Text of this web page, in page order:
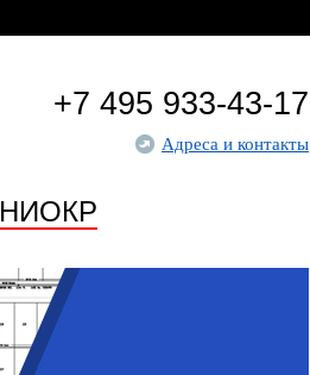
+7 495 933-43-17
Адреса и контакты
НИОКР